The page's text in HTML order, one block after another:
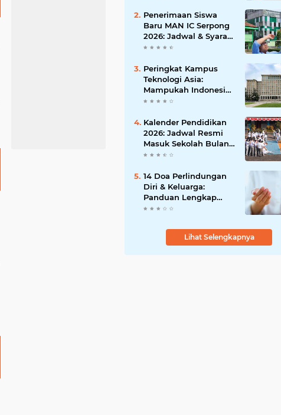
Penerimaan Siswa
Baru MAN IC Serpong
2026: Jadwal & Syarat
Lengkap Pendaftaran
Peringkat Kampus
Teknologi Asia:
Mampukah Indonesia
Menembus Top 10
Kalender Pendidikan
2026: Jadwal Resmi
Masuk Sekolah Bulan
Januari di Berbagai
14 Doa Perlindungan
Diri & Keluarga:
Panduan Lengkap
Arab, Latin, dan Arti
Lihat Selengkapnya